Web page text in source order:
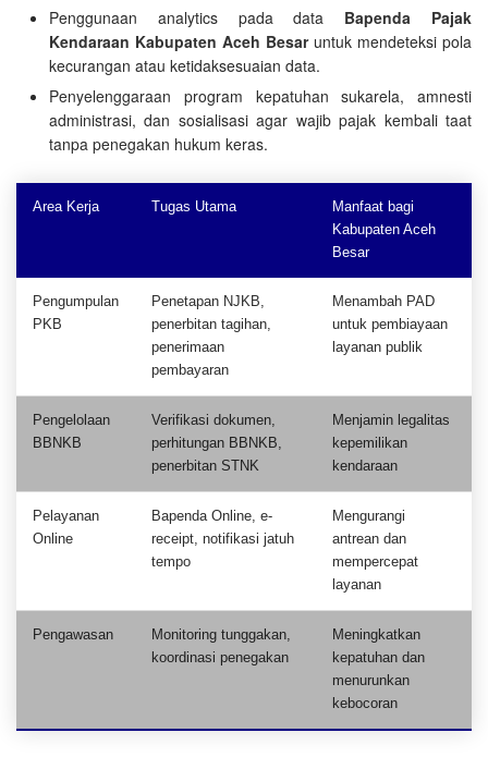
Penggunaan analytics pada data Bapenda Pajak
Kendaraan Kabupaten Aceh Besaruntuk mendeteksi pola
kecurangan atau ketidaksesuaian data.
Penyelenggaraan program kepatuhan sukarela, amnesti
administrasi, dan sosialisasi agar wajib pajak kembali taat
tanpa penegakan hukum keras.
Area Kerja Tugas Utama
Manfaat bagi
Kabupaten Aceh
Besar
Pengumpulan
PKB
Penetapan NJKB,
penerbitan tagihan,
penerimaan
pembayaran
Menambah PAD
untuk pembiayaan
layanan publik
Pengelolaan
BBNKB
Verifikasi dokumen,
perhitungan BBNKB,
penerbitan STNK
Menjamin legalitas
kepemilikan
kendaraan
Pelayanan
Online
Bapenda Online, e-
receipt, notifikasi jatuh
tempo
Mengurangi
antrean dan
mempercepat
layanan
Pengawasan
Monitoring tunggakan,
koordinasi penegakan
Meningkatkan
kepatuhan dan
menurunkan
kebocoran